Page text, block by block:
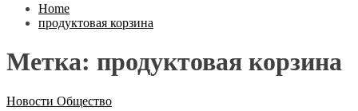
Home
продуктовая корзина
Метка: продуктовая корзина
Новости Общество